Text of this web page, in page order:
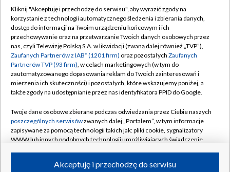
TVP
Abonament TVP
Emisja w TVP
Centrum informacji TVP
Naziemna Telewizja Cyfrowa
Rada Programowa
System NOS
Informacje o nadawcy
Program dla prasy
Regulamin TVP
Polityka prywatności
Moje zgody
Pomoc
Kontakt
Kanały
Kliknij "Akceptuję i przechodzę do serwisu", aby wyrazić zgody na
korzystanie z technologii automatycznego śledzenia i zbierania danych,
dostęp do informacji na Twoim urządzeniu końcowym i ich
przechowywanie oraz na przetwarzanie Twoich danych osobowych przez
nas, czyli Telewizję Polską S.A. w likwidacji (zwaną dalej również „TVP”),
Zaufanych Partnerów z IAB* (1201 firm) oraz pozostałych Zaufanych
Partnerów TVP (93 firm), w celach marketingowych (w tym do
zautomatyzowanego dopasowania reklam do Twoich zainteresowań i
mierzenia ich skuteczności) i pozostałych, które wskazujemy poniżej, a
także zgody na udostępnianie przez nas identyfikatora PPID do Google.
Twoje dane osobowe zbierane podczas odwiedzania przez Ciebie naszych
poszczególnych serwisówzwanych dalej „Portalem”, w tym informacje
zapisywane za pomocą technologii takich jak: pliki cookie, sygnalizatory
WWW lub innych podobnych technologii umożliwiających świadczenie
ruchu w Internecie.Akceptuję i przechodzę do serwisu